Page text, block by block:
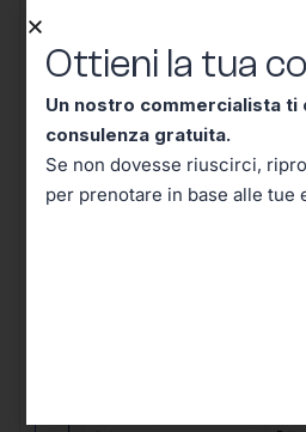
mette al riparo domani.
Ottieni la tua
Ottieni la tua
Un nostro commercialista
consulenza gratuita.
Se non dovesse riuscirci,
per prenotare in base alle tue